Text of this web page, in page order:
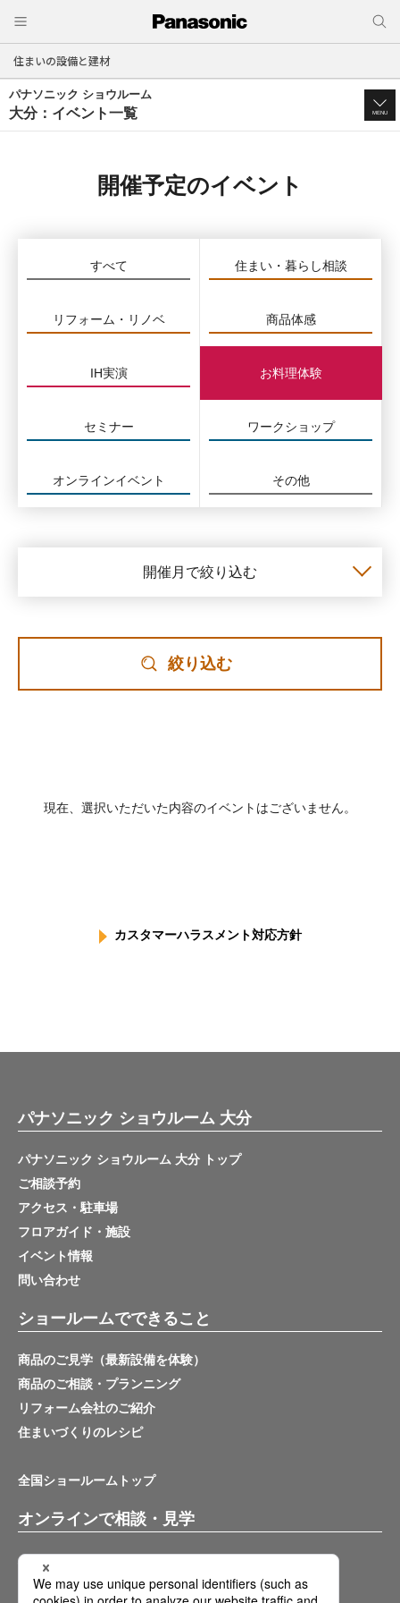
住まいの設備と建材
パナソニック ショウルーム
大分：イベント一覧 MENU
開催予定のイベント
すべて 住まい・暮らし相談
リフォーム・リノベ 商品体感
IH実演 お料理体験
セミナー ワークショップ
オンラインイベント その他
開催月で絞り込む
絞り込む
現在、選択いただいた内容のイベントはございません。
カスタマーハラスメント対応方針
パナソニック ショウルーム 大分
パナソニック ショウルーム 大分 トップ
ご相談予約
アクセス・駐車場
フロアガイド・施設
イベント情報
問い合わせ
ショールームでできること
商品のご見学（最新設備を体験）
商品のご相談・プランニング
リフォーム会社のご紹介
住まいづくりのレシピ
全国ショールームトップ
オンラインで相談・見学
バーチャルショールーム
オンライン相談サービス